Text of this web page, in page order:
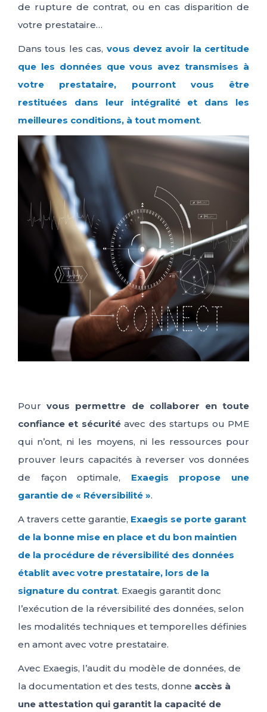
de rupture de contrat, ou en cas disparition de
votre prestataire…
Dans tous les cas, vous devez avoir la certitude
que les données que vous avez transmises à
votre prestataire, pourront vous être
restituées dans leur intégralité et dans les
meilleures conditions, à tout moment.
Pourvous permettre de collaborer en toute
confiance et sécuritéavec des startups ou PME
qui n’ont, ni les moyens, ni les ressources pour
prouver leurs capacités à reverser vos données
de façon optimale, Exaegis propose une
garantie de « Réversibilité ».
A travers cette garantie, Exaegis se porte garant
de la bonne mise en place et du bon maintien
de la procédure de réversibilité des données
établit avec votre prestataire, lors de la
signature du contrat. Exaegis garantit donc
l’exécution de la réversibilité des données, selon
les modalités techniques et temporelles définies
en amont avec votre prestataire.
Avec Exaegis, l’audit du modèle de données, de
la documentation et des tests, donne accès à
une attestation qui garantit la capacité de